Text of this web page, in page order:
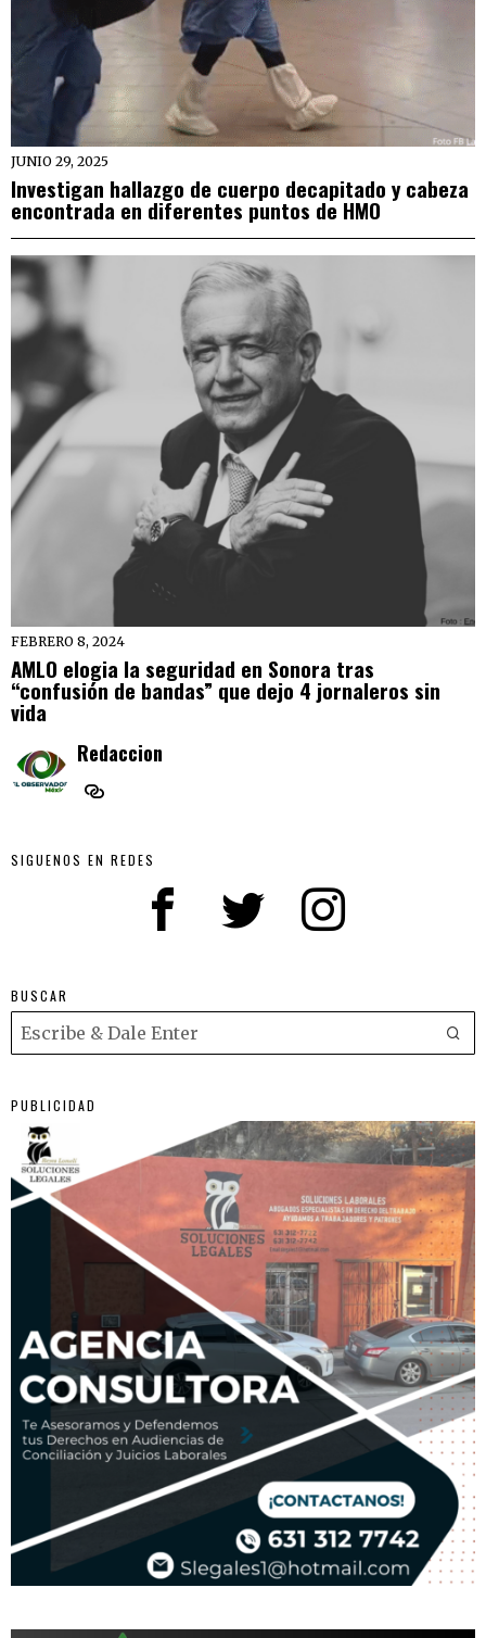
JUNIO 29, 2025
Investigan hallazgo de cuerpo decapitado y cabeza
encontrada en diferentes puntos de HMO
FEBRERO 8, 2024
AMLO elogia la seguridad en Sonora tras
“confusión de bandas” que dejo 4 jornaleros sin
vida
Redaccion
SIGUENOS EN REDES
BUSCAR
PUBLICIDAD